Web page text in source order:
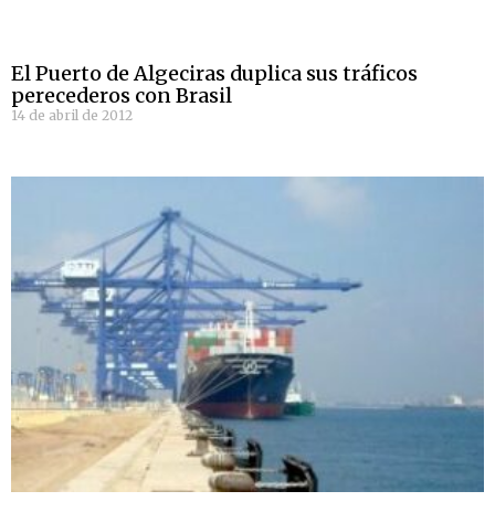
El Puerto de Algeciras duplica sus tráficos
perecederos con Brasil
14 de abril de 2012